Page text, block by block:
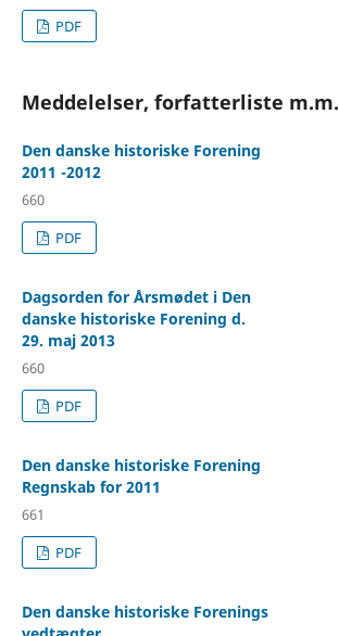
PDF
Meddelelser, forfatterliste m.m.
Den danske historiske Forening
2011 -2012
660
PDF
Dagsorden for Årsmødet i Den
danske historiske Forening d.
29. maj 2013
660
PDF
Den danske historiske Forening
Regnskab for 2011
661
PDF
Den danske historiske Forenings